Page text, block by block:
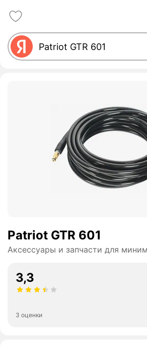
Patriot GTR 601
Аксессуары и запчасти для
3,3
3 оценки